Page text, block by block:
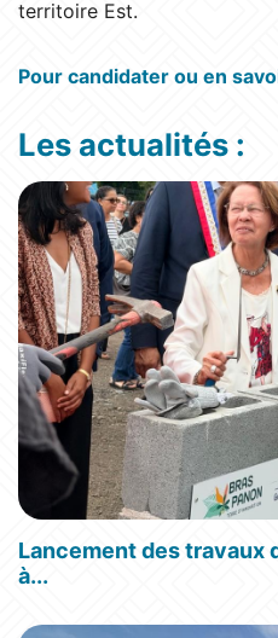
territoire Est.
Pour candidater ou en
Les actualités :
Lancement des travaux
à...